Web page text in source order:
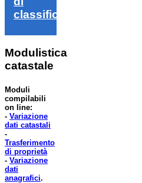
classifica
Modulistica
catastale
Moduli
compilabili
on line:
- Variazione
dati catastali
-
Trasferimento
di proprietà
- Variazione
dati
anagrafici.